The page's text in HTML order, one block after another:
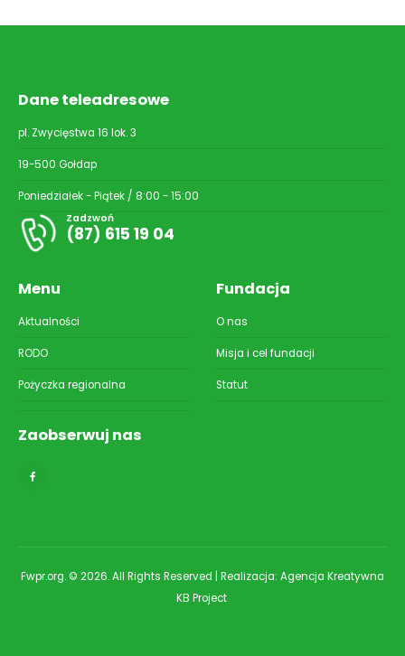
Dane teleadresowe
pl. Zwycięstwa 16 lok. 3
19-500 Gołdap
Poniedziałek - Piątek / 8:00 - 15:00
Zadzwoń
(87) 615 19 04
Menu
Aktualności
RODO
Pożyczka regionalna
Fundacja
O nas
Misja i cel fundacji
Statut
Zaobserwuj nas
Fwpr.org. © 2026. All Rights Reserved | Realizacja: Agencja Kreatywna
KB Project